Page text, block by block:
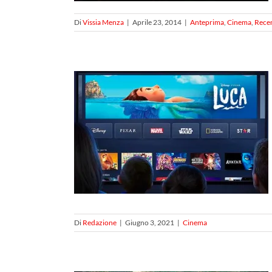
DiVissia Menza | Aprile 23, 2014 | Anteprima, Cinema,
Di Redazione | Giugno 3, 2021 | Cinema